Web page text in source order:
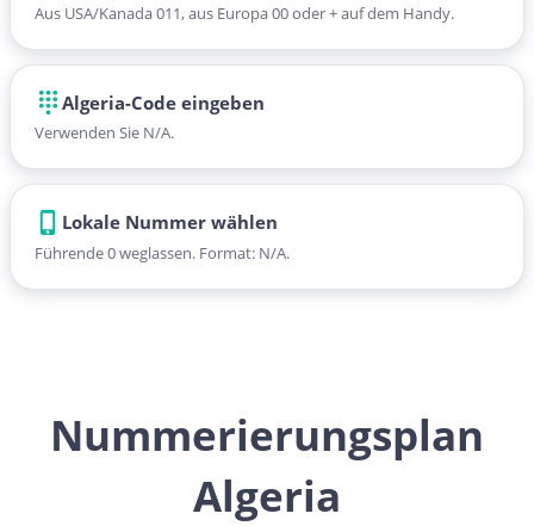
Aus USA/Kanada 011, aus Europa 00 oder + auf dem Handy.
Algeria-Code eingeben
Verwenden Sie N/A.
Lokale Nummer wählen
Führende 0 weglassen. Format: N/A.
Nummerierungsplan
Algeria